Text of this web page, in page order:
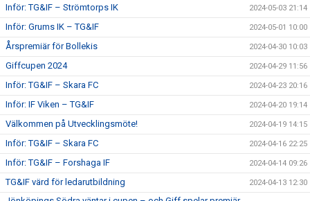
Inför: TG&IF – Strömtorps IK 2024-05-03 21:14
Inför: Grums IK – TG&IF 2024-05-01 10:00
Årspremiär för Bollekis 2024-04-30 10:03
Giffcupen 2024 2024-04-29 11:56
Inför: TG&IF – Skara FC 2024-04-23 20:16
Inför: IF Viken – TG&IF 2024-04-20 19:14
Välkommen på Utvecklingsmöte! 2024-04-19 14:15
Inför: TG&IF – Skara FC 2024-04-16 22:25
Inför: TG&IF – Forshaga IF 2024-04-14 09:26
TG&IF värd för ledarutbildning 2024-04-13 12:30